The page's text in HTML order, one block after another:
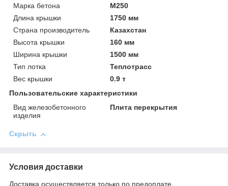
Марка бетона
М250
Длина крышки
1750 мм
Страна производитель
Казахстан
Высота крышки
160 мм
Ширина крышки
1500 мм
Тип лотка
Теплотрасс
Вес крышки
0.9 т
Пользовательские характеристики
Вид железобетонного
изделия
Плита перекрытия
Скрыть
Условия доставки
Доставка осуществляется только по предоплате.